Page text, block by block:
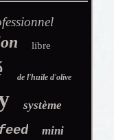
libre
de l'huile d'olive
système
mini